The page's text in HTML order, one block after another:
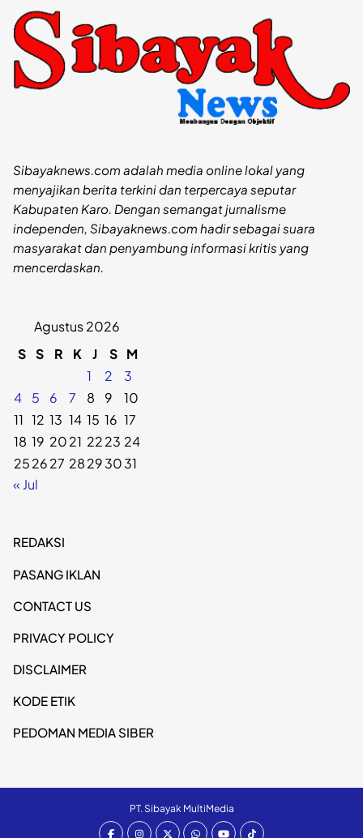
Sibayaknews.com adalah media online lokal yang
menyajikan berita terkini dan terpercaya seputar
Kabupaten Karo. Dengan semangat jurnalisme
independen, Sibayaknews.com hadir sebagai suara
masyarakat dan penyambung informasi kritis yang
mencerdaskan.
Agustus 2026
S S R K J S M
1
2
3
4
5 6 7 8 9
10
11 12 13 14 15 16 17
18 19 2021 2223 24
252627 28293031
« Jul
REDAKSI
PASANG IKLAN
CONTACT US
PRIVACY POLICY
DISCLAIMER
KODE ETIK
PEDOMAN MEDIA SIBER
PT. Sibayak MultiMedia